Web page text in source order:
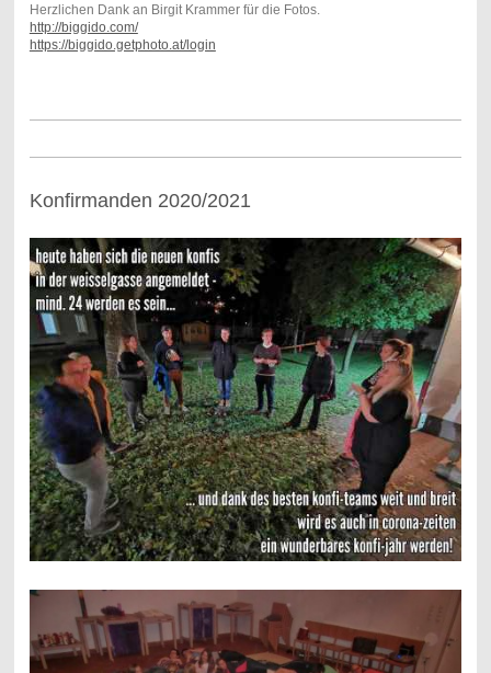
Herzlichen Dank an Birgit Krammer für die Fotos.
http://biggido.com/
https://biggido.getphoto.at/login
Konfirmanden 2020/2021